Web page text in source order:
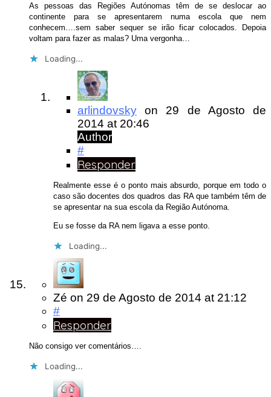
As pessoas das Regiões Autónomas têm de se deslocar ao
continente para se apresentarem numa escola que nem
conhecem….sem saber sequer se irão ficar colocados. Depoia
voltam para fazer as malas? Uma vergonha…
Loading...
arlindovsky on 29 de Agosto de
2014 at 20:46
Author
#
Responder
Realmente esse é o ponto mais absurdo, porque em todo o
caso são docentes dos quadros das RA que também têm de
se apresentar na sua escola da Região Autónoma.
Eu se fosse da RA nem ligava a esse ponto.
Loading...
Zé on 29 de Agosto de 2014 at 21:12
#
Responder
Não consigo ver comentários….
Loading...